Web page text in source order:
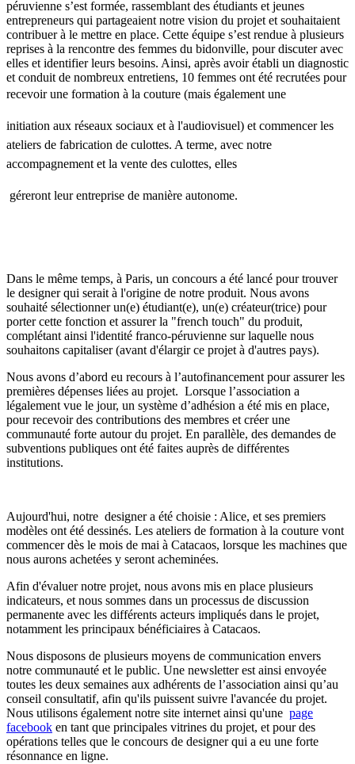
péruvienne s’est formée, rassemblant des étudiants et jeunes
entrepreneurs qui partageaient notre vision du projet et souhaitaient
contribuer à le mettre en place. Cette équipe s’est rendue à plusieurs
reprises à la rencontre des femmes du bidonville, pour discuter avec
elles et identifier leurs besoins. Ainsi, après avoir établi un diagnostic
et conduit de nombreux entretiens, 10 femmes ont été recrutées pour
recevoir une formation à la couture (mais également une
initiation aux réseaux sociaux et à l'audiovisuel) et commencer les
ateliers de fabrication de culottes. A terme, avec notre
accompagnement et la vente des culottes, elles
gérerontleur entreprise de manière autonome.
Dans le même temps, à Paris, un concours a été lancé pour trouver
le designer qui serait à l'origine de notre produit. Nous avons
souhaité sélectionner un(e) étudiant(e), un(e) créateur(trice) pour
porter cette fonction et assurer la "french touch" du produit,
complétant ainsi l'identité franco-péruvienne sur laquelle nous
souhaitons capitaliser (avant d'élargir ce projet à d'autres pays).
Nous avons d’abord eu recours à l’autofinancement pour assurer les
premières dépenses liées au projet. Lorsque l’association a
légalement vue le jour, un système d’adhésion a été mis en place,
pour recevoir des contributions des membres et créer une
communauté forte autour du projet. En parallèle, des demandes de
subventions publiques ont été faites auprès de différentes
institutions.
Aujourd'hui, notre designer a été choisie : Alice, et ses premiers
modèles ont été dessinés. Les ateliers de formation à la couture vont
commencer dès le mois de mai à Catacaos, lorsque les machines que
nous aurons achetées y seront acheminées.
Afin d'évaluer notre projet, nous avons mis en place plusieurs
indicateurs, et nous sommes dans un processus de discussion
permanente avec les différents acteurs impliqués dans le projet,
notamment les principaux bénéficiaires à Catacaos.
Nous disposons de plusieurs moyens de communication envers
notre communauté et le public. Une newsletter est ainsi envoyée
toutes les deux semaines aux adhérents de l’association ainsi qu’au
conseil consultatif, afin qu'ils puissent suivre l'avancée du projet.
Nous utilisons également notre site internet ainsi qu'une page
facebook en tant que principales vitrines du projet, et pour des
opérations telles que le concours de designer qui a eu une forte
résonnance en ligne.